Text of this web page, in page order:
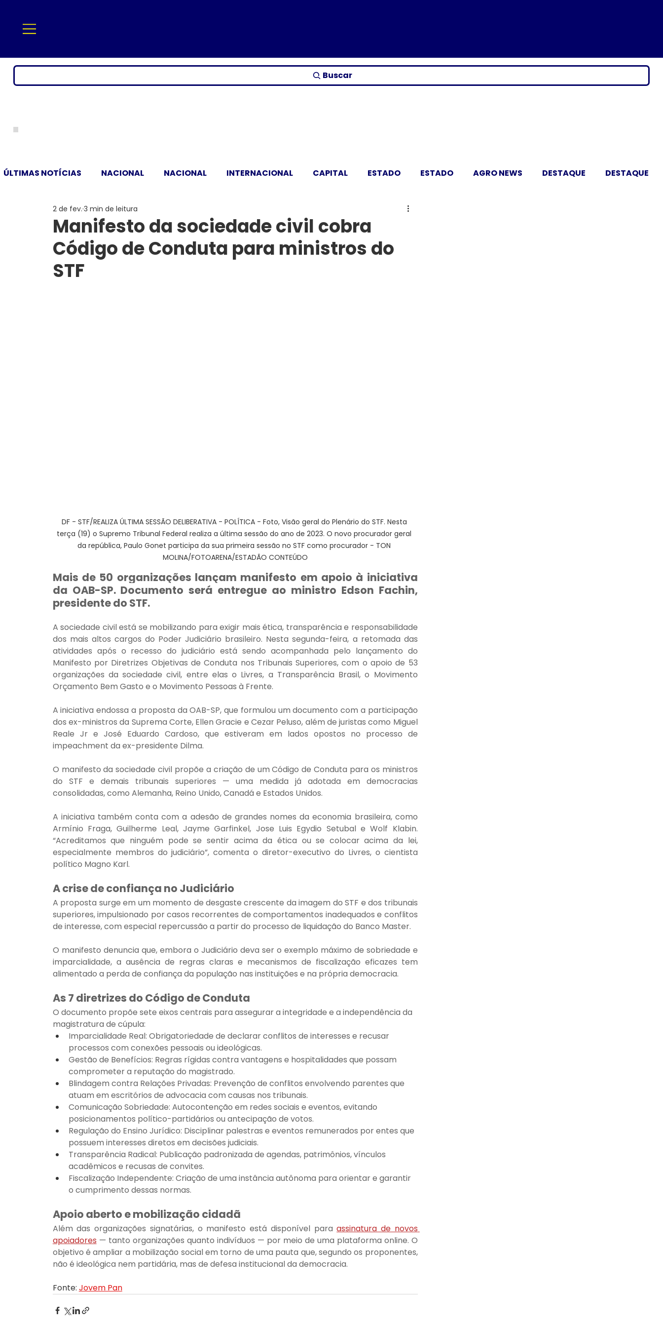
Buscar
ÚLTIMAS NOTÍCIAS NACIONAL NACIONAL INTERNACIONAL CAPITAL ESTADO ESTADO AGRO NEWS DESTAQUE DESTAQUE
Manifesto da sociedade civil cobra
Código de Conduta para ministros do
STF
2 de fev. 3 min de leitura
DF - STF/REALIZA ÚLTIMA SESSÃO DELIBERATIVA - POLÍTICA - Foto, Visão geral do Plenário do STF. Nesta
terça (19) o Supremo Tribunal Federal realiza a última sessão do ano de 2023. O novo procurador geral
da república, Paulo Gonet participa da sua primeira sessão no STF como procurador - TON
MOLINA/FOTOARENA/ESTADÃO CONTEÚDO
Mais de 50 organizações lançam manifesto em apoio à iniciativa
da OAB-SP. Documento será entregue ao ministro Edson Fachin,
presidente do STF.
A sociedade civil está se mobilizando para exigir mais ética, transparência e responsabilidade
dos mais altos cargos do Poder Judiciário brasileiro. Nesta segunda-feira, a retomada das
atividades após o recesso do judiciário está sendo acompanhada pelo lançamento do
Manifesto por Diretrizes Objetivas de Conduta nos Tribunais Superiores, com o apoio de 53
organizações da sociedade civil, entre elas o Livres, a Transparência Brasil, o Movimento
Orçamento Bem Gasto e o Movimento Pessoas à Frente.
A iniciativa endossa a proposta da OAB-SP, que formulou um documento com a participação
dos ex-ministros da Suprema Corte, Ellen Gracie e Cezar Peluso, além de juristas como Miguel
Reale Jr e José Eduardo Cardoso, que estiveram em lados opostos no processo de
impeachment da ex-presidente Dilma.
O manifesto da sociedade civil propõe a criação de um Código de Conduta para os ministros
do STF e demais tribunais superiores — uma medida já adotada em democracias
consolidadas, como Alemanha, Reino Unido, Canadá e Estados Unidos.
A iniciativa também conta com a adesão de grandes nomes da economia brasileira, como
Armínio Fraga, Guilherme Leal, Jayme Garfinkel, Jose Luis Egydio Setubal e Wolf Klabin.
“Acreditamos que ninguém pode se sentir acima da ética ou se colocar acima da lei,
especialmente membros do judiciário”, comenta o diretor-executivo do Livres, o cientista
político Magno Karl.
A crise de confiança no Judiciário
A proposta surge em um momento de desgaste crescente da imagem do STF e dos tribunais
superiores, impulsionado por casos recorrentes de comportamentos inadequados e conflitos
de interesse, com especial repercussão a partir do processo de liquidação do Banco Master.
O manifesto denuncia que, embora o Judiciário deva ser o exemplo máximo de sobriedade e
imparcialidade, a ausência de regras claras e mecanismos de fiscalização eficazes tem
alimentado a perda de confiança da população nas instituições e na própria democracia.
As 7 diretrizes do Código de Conduta
O documento propõe sete eixos centrais para assegurar a integridade e a independência da
magistratura de cúpula:
Imparcialidade Real: Obrigatoriedade de declarar conflitos de interesses e recusar
processos com conexões pessoais ou ideológicas.
Gestão de Benefícios: Regras rígidas contra vantagens e hospitalidades que possam
comprometer a reputação do magistrado.
Blindagem contra Relações Privadas: Prevenção de conflitos envolvendo parentes que
atuam em escritórios de advocacia com causas nos tribunais.
Comunicação Sobriedade: Autocontenção em redes sociais e eventos, evitando
posicionamentos político-partidários ou antecipação de votos.
Regulação do Ensino Jurídico: Disciplinar palestras e eventos remunerados por entes que
possuem interesses diretos em decisões judiciais.
Transparência Radical: Publicação padronizada de agendas, patrimônios, vínculos
acadêmicos e recusas de convites.
Fiscalização Independente: Criação de uma instância autônoma para orientar e garantir
o cumprimento dessas normas.
Apoio aberto e mobilização cidadã
Além das organizações signatárias, o manifesto está disponível para assinatura de novos
apoiadores — tanto organizações quanto indivíduos — por meio de uma plataforma online. O
objetivo é ampliar a mobilização social em torno de uma pauta que, segundo os proponentes,
não é ideológica nem partidária, mas de defesa institucional da democracia.
Fonte: Jovem Pan